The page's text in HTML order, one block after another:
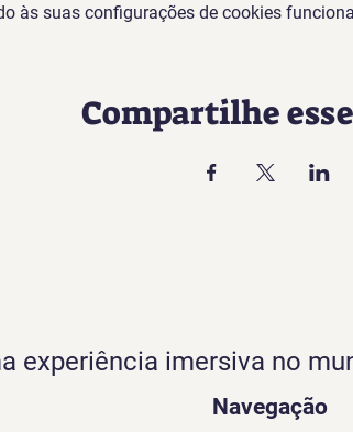
às suas configurações de cookies
Compartilhe
experiência imersiva no
Navegação